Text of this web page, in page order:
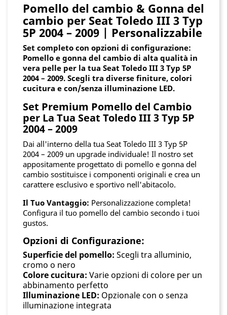
Pomello del cambio & Gonna del
cambio per Seat Toledo III 3 Typ
5P 2004 – 2009 | Personalizzabile
Set completo con opzioni di configurazione:
Pomello e gonna del cambio di alta qualità in
vera pelle per la tua Seat Toledo III 3 Typ 5P
2004 – 2009. Scegli tra diverse finiture, colori
cucitura e con/senza illuminazione LED.
Set Premium Pomello del Cambio
per La Tua Seat Toledo III 3 Typ 5P
2004 – 2009
Dai all'interno della tua Seat Toledo III 3 Typ 5P
2004 – 2009 un upgrade individuale! Il nostro set
appositamente progettato di pomello e gonna del
cambio sostituisce i componenti originali e crea un
carattere esclusivo e sportivo nell'abitacolo.
Il Tuo Vantaggio: Personalizzazione completa!
Configura il tuo pomello del cambio secondo i tuoi
gustos.
Opzioni di Configurazione:
Superficie del pomello: Scegli tra alluminio,
cromo o nero
Colore cucitura: Varie opzioni di colore per un
abbinamento perfetto
Illuminazione LED: Opzionale con o senza
illuminazione integrata